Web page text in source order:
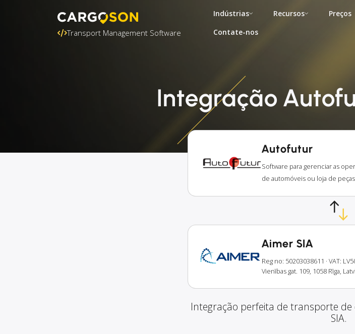
Transport Management Software
Indústrias Recursos
Preços
Contate-nos
Integração
Autofutur
Software para gerenciar as
de automóveis ou loja de
Aimer SIA
Reg no: 50203038611 · VAT:
Vienības gat. 109, 1058 Rīga,
Integração perfeita de transporte
SIA.